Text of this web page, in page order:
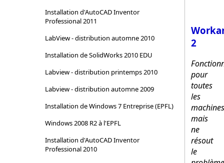
Installation d'AutoCAD Inventor
Professional 2011
LabView - distribution automne 2010
Installation de SolidWorks 2010 EDU
Labview - distribution printemps 2010
Labview - distribution automne 2009
Installation de Windows 7 Entreprise (EPFL)
Windows 2008 R2 à l'EPFL
Installation d'AutoCAD Inventor
Professional 2010
2
pour
toutes
les
mais
ne
résout
le